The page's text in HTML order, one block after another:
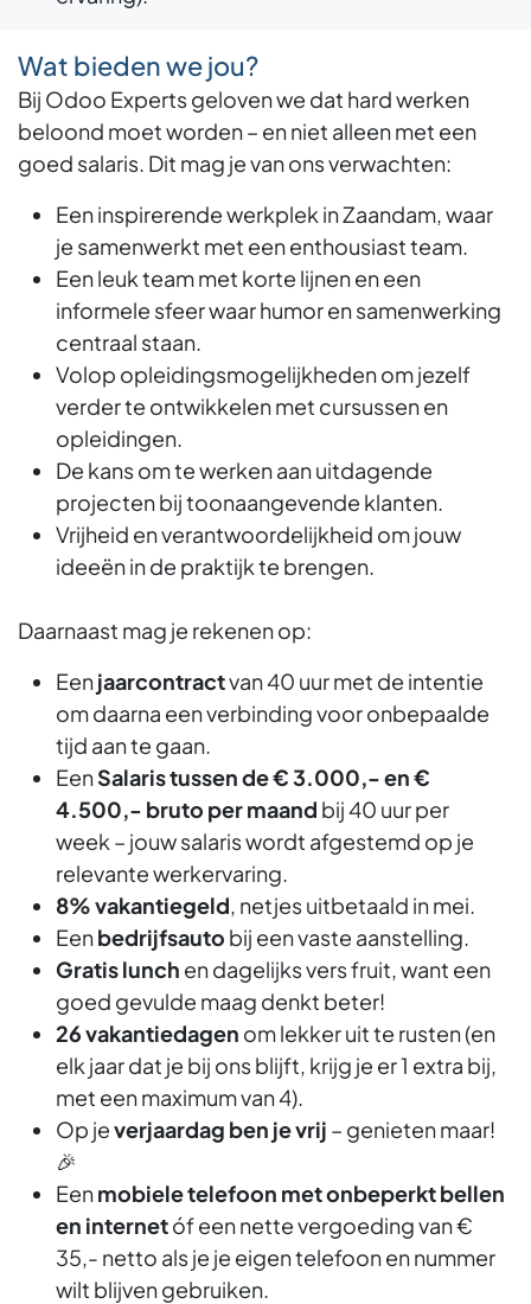
Wat bieden we jou?
Bij Odoo Experts geloven we dat hard werken
beloond moet worden – en niet alleen met een
goed salaris. Dit mag je van ons verwachten:
Een inspirerende werkplek in Zaandam, waar
je samenwerkt met een enthousiast team.
Een leuk team met korte lijnen en een
informele sfeer waar humor en samenwerking
centraal staan.
Volop opleidingsmogelijkheden om jezelf
verder te ontwikkelen met cursussen en
opleidingen.
De kans om te werken aan uitdagende
projecten bij toonaangevende klanten.
Vrijheid en verantwoordelijkheid om jouw
ideeën in de praktijk te brengen.
Daarnaast mag je rekenen op:
Eenjaarcontractvan 40 uur met de intentie
om daarna een verbinding voor onbepaalde
tijd aan te gaan.
EenSalaris tussen de € 3.000,- en €
4.500,- bruto per maand bij 40 uur per
week – jouw salaris wordt afgestemd op je
relevante werkervaring.
8% vakantiegeld, netjes uitbetaald in mei.
Eenbedrijfsauto bij een vaste aanstelling.
Gratis lunch en dagelijks vers fruit, want een
goed gevulde maag denkt beter!
26 vakantiedagen om lekker uit te rusten (en
elk jaar dat je bij ons blijft, krijg je er 1 extra bij,
met een maximum van 4).
Op jeverjaardag ben je vrij – genieten maar!
🎉
Eenmobiele telefoon met onbeperkt bellen
en internetóf een nette vergoeding van €
35,- netto als je je eigen telefoon en nummer
wilt blijven gebruiken.